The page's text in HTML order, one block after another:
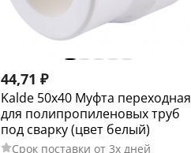
44,71 ₽
Kalde 50x40 Муфта переходная
для полипропиленовых труб
под сварку (цвет белый)
Срок поставки от 3х дней